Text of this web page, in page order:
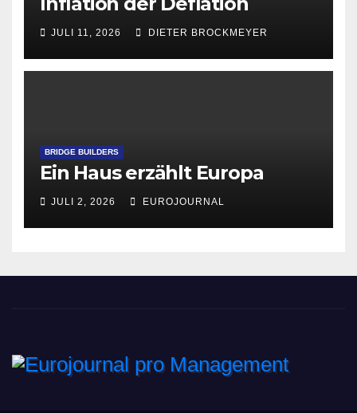
JULI 11, 2026 DIETER BROCKMEYER
BRIDGE BUILDERS
Ein Haus erzählt Europa
JULI 2, 2026 EUROJOURNAL